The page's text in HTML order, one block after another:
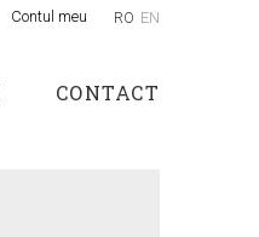
Contul meu RO EN
CONTACT